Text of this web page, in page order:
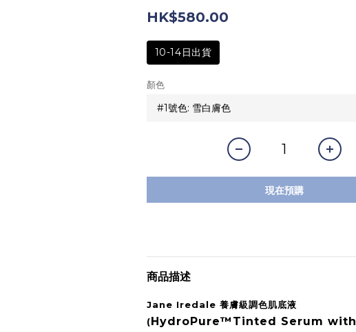
HK$580.00
10-14日出貨
顏色
現在預購
商品描述
Jane Iredale 養膚級調色肌底液
(HydroPure™️Tinted Serum with